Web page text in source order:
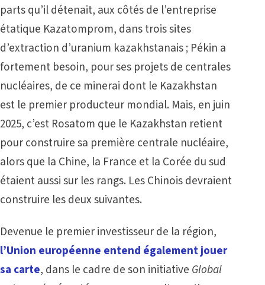
parts qu’il détenait, aux côtés de l’entreprise
étatique Kazatomprom, dans trois sites
d’extraction d’uranium kazakhstanais ; Pékin a
fortement besoin, pour ses projets de centrales
nucléaires, de ce minerai dont le Kazakhstan
est le premier producteur mondial. Mais, en juin
2025, c’est Rosatom que le Kazakhstan retient
pour construire sa première centrale nucléaire,
alors que la Chine, la France et la Corée du sud
étaient aussi sur les rangs. Les Chinois devraient
construire les deux suivantes.
Devenue le premier investisseur de la région,
l’Union européenne entend également jouer
sa carte, dans le cadre de son initiative Global